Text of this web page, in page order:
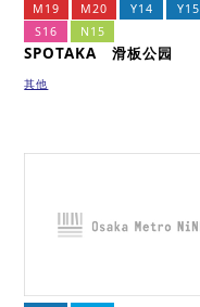
M19 M20 Y14
Y15
S16
N15
SPOTAKA 滑板公园
其他